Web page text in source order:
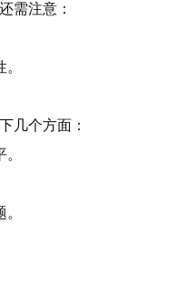
需注意：
几个方面：